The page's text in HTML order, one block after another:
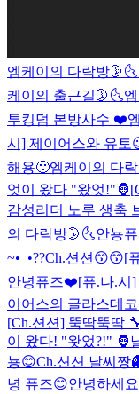
엠케이의 다락방🌛🌜
케이의 출근길🌛🌜
투킹덤 본방사수 ❤️
시] 제이어스와 유토
해용🙂엠케이의 다
엇이 왔다 "왔엇!"🦍
감성리더 노루 생축
의 다락방🌛🌜안뇽
~•_•??Ch.션션😙😙[
안녕퓨즈❤️[퓨.나.시
이어스의 글라스데
[Ch.션션] 뚝딱뚝딱
이 왔다! "왓었?!" 🦍
뇽😊Ch.션션 날씨짱
녕 퓨즈😊안녕하세